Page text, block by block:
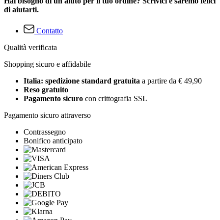
di aiutarti.
Contatto
Qualità verificata
Shopping sicuro e affidabile
Italia: spedizione standard gratuita a partire da € 49,90
Reso gratuito
Pagamento sicuro con crittografia SSL
Pagamento sicuro attraverso
Contrassegno
Bonifico anticipato